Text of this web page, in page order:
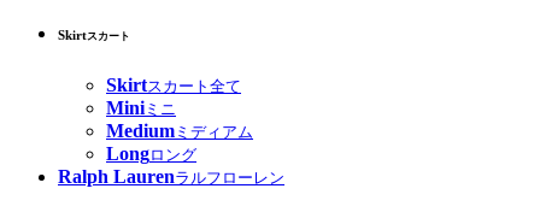
Skirtスカート
Skirtスカート全て
Miniミニ
Medium ミディアム
Longロング
Ralph Laurenラルフローレン